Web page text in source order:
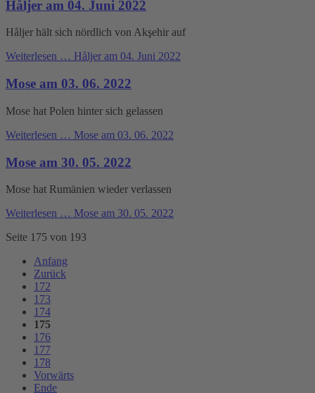
Håljer am 04. Juni 2022
Håljer hält sich nördlich von Akşehir auf
Weiterlesen … Håljer am 04. Juni 2022
Mose am 03. 06. 2022
Mose hat Polen hinter sich gelassen
Weiterlesen … Mose am 03. 06. 2022
Mose am 30. 05. 2022
Mose hat Rumänien wieder verlassen
Weiterlesen … Mose am 30. 05. 2022
Seite 175 von 193
Anfang
Zurück
172
173
174
175
176
177
178
Vorwärts
Ende